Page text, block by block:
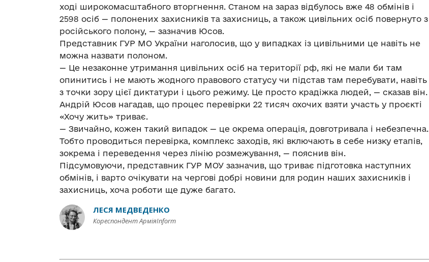
ході широкомасштабного вторгнення. Станом на зараз відбулось вже 48 обмінів і
2598 осіб — полонених захисників та захисниць, а також цивільних осіб повернуто з
російського полону, — зазначив Юсов.
Представник ГУР МО України наголосив, що у випадках із цивільними це навіть не
можна назвати полоном.
— Це незаконне утримання цивільних осіб на території рф, які не мали би там
опинитись і не мають жодного правового статусу чи підстав там перебувати, навіть
з точки зору цієї диктатури і цього режиму. Це просто крадіжка людей, — сказав він.
Андрій Юсов нагадав, що процес перевірки 22 тисяч охочих взяти участь у проєкті
«Хочу жить» триває.
— Звичайно, кожен такий випадок — це окрема операція, довготривала і небезпечна.
Тобто проводиться перевірка, комплекс заходів, які включають в себе низку етапів,
зокрема і переведення через лінію розмежування, — пояснив він.
Підсумовуючи, представник ГУР МОУ зазначив, що триває підготовка наступних
обмінів, і варто очікувати на чергові добрі новини для родин наших захисників і
захисниць, хоча роботи ще дуже багато.
ЛЕСЯ МЕДВЕДЕНКО
Кореспондент АрміяInform